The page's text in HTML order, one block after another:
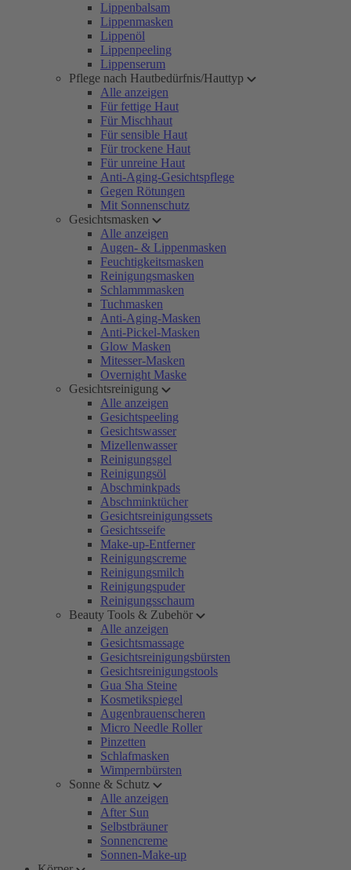
Lippenbalsam
Lippenmasken
Lippenöl
Lippenpeeling
Lippenserum
Pflege nach Hautbedürfnis/Hauttyp
Alle anzeigen
Für fettige Haut
Für Mischhaut
Für sensible Haut
Für trockene Haut
Für unreine Haut
Anti-Aging-Gesichtspflege
Gegen Rötungen
Mit Sonnenschutz
Gesichtsmasken
Alle anzeigen
Augen- & Lippenmasken
Feuchtigkeitsmasken
Reinigungsmasken
Schlammmasken
Tuchmasken
Anti-Aging-Masken
Anti-Pickel-Masken
Glow Masken
Mitesser-Masken
Overnight Maske
Gesichtsreinigung
Alle anzeigen
Gesichtspeeling
Gesichtswasser
Mizellenwasser
Reinigungsgel
Reinigungsöl
Abschminkpads
Abschminktücher
Gesichtsreinigungssets
Gesichtsseife
Make-up-Entferner
Reinigungscreme
Reinigungsmilch
Reinigungspuder
Reinigungsschaum
Beauty Tools & Zubehör
Alle anzeigen
Gesichtsmassage
Gesichtsreinigungsbürsten
Gesichtsreinigungstools
Gua Sha Steine
Kosmetikspiegel
Augenbrauenscheren
Micro Needle Roller
Pinzetten
Schlafmasken
Wimpernbürsten
Sonne & Schutz
Alle anzeigen
After Sun
Selbstbräuner
Sonnencreme
Sonnen-Make-up